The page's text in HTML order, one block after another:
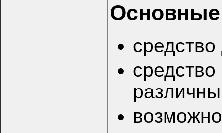
Основные